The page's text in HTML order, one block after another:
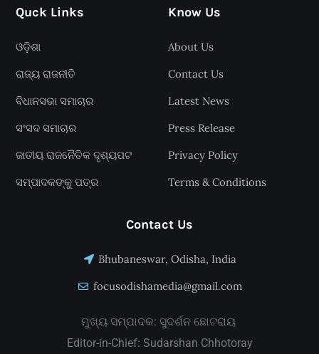
Quck Links
ଓଡ଼ିଶା
ରାଜ୍ୟ ରାଜନୀତି
ବିଧାନସଭା ସମାଚାର
ସଂସଦ ସମାଚାର
ଜାତୀୟ ରାଜନୈତିକ ଦୃଶ୍ୟପଟ
ସମ୍ପାଦକଙ୍କୁ ପତ୍ର
Know Us
About Us
Contact Us
Latest News
Press Release
Privacy Policy
Terms & Conditions
Contact Us
Bhubaneswar, Odisha, India
focusodishamedia@gmail.com
ମୁଖ୍ୟ ସମ୍ପାଦକ: ସୁଦର୍ଶନ ଛୋଟରାୟ
Editor-in-Chief: Sudarshan Chhotoray